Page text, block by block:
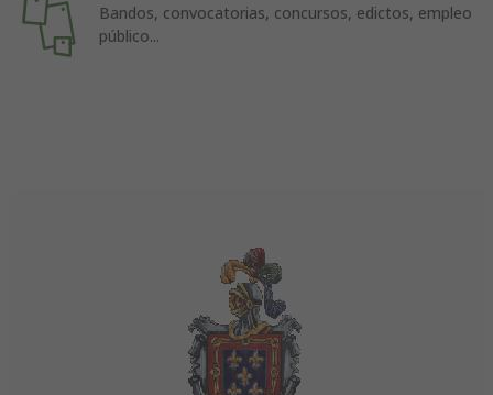
Bandos, convocatorias, concursos, edictos, empleo
público...